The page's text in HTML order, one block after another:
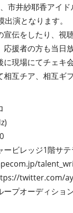
市井紗耶香アイ
演となります。
伝をしたり、視
援者の方も当日
現場にてチェキ
互チア、相互ギ
ビレッジ1階サ
twitter.com/
プオーディショ